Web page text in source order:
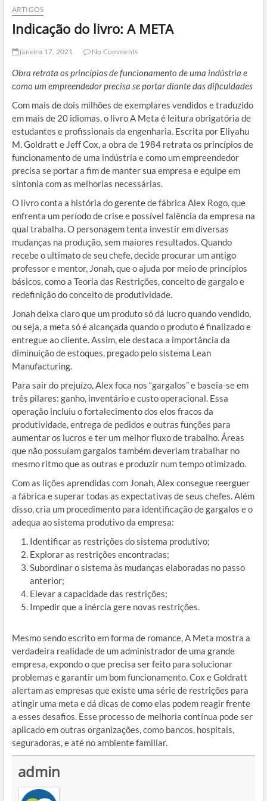
ARTIGOS
Indicação do livro: A META
janeiro 17, 2021 No Comments
Obra retrata os princípios de funcionamento de uma indústria e
como um empreendedor precisa se portar diante das dificuldades
Com mais de dois milhões de exemplares vendidos e traduzido
em mais de 20 idiomas, o livro A Meta é leitura obrigatória de
estudantes e profissionais da engenharia. Escrita por Eliyahu
M. Goldratt e Jeff Cox, a obra de 1984 retrata os princípios de
funcionamento de uma indústria e como um empreendedor
precisa se portar a fim de manter sua empresa e equipe em
sintonia com as melhorias necessárias.
O livro conta a história do gerente de fábrica Alex Rogo, que
enfrenta um período de crise e possível falência da empresa na
qual trabalha. O personagem tenta investir em diversas
mudanças na produção, sem maiores resultados. Quando
recebe o ultimato de seu chefe, decide procurar um antigo
professor e mentor, Jonah, que o ajuda por meio de princípios
básicos, como a Teoria das Restrições, conceito de gargalo e
redefinição do conceito de produtividade.
Jonah deixa claro que um produto só dá lucro quando vendido,
ou seja, a meta só é alcançada quando o produto é finalizado e
entregue ao cliente. Assim, ele destaca a importância da
diminuição de estoques, pregado pelo sistema Lean
Manufacturing.
Para sair do prejuízo, Alex foca nos “gargalos” e baseia-se em
três pilares: ganho, inventário e custo operacional. Essa
operação incluiu o fortalecimento dos elos fracos da
produtividade, entrega de pedidos e outras funções para
aumentar os lucros e ter um melhor fluxo de trabalho. Áreas
que não possuíam gargalos também deveriam trabalhar no
mesmo ritmo que as outras e produzir num tempo otimizado.
Com as lições aprendidas com Jonah, Alex consegue reerguer
a fábrica e superar todas as expectativas de seus chefes. Além
disso, cria um procedimento para identificação de gargalos e o
adequa ao sistema produtivo da empresa:
Identificar as restrições do sistema produtivo;
Explorar as restrições encontradas;
Subordinar o sistema às mudanças elaboradas no passo
anterior;
Elevar a capacidade das restrições;
Impedir que a inércia gere novas restrições.
Mesmo sendo escrito em forma de romance, A Meta mostra a
verdadeira realidade de um administrador de uma grande
empresa, expondo o que precisa ser feito para solucionar
problemas e garantir um bom funcionamento. Cox e Goldratt
alertam as empresas que existe uma série de restrições para
atingir uma meta e dá dicas de como elas podem reagir frente
a esses desafios. Esse processo de melhoria contínua pode ser
aplicado em outras organizações, como bancos, hospitais,
seguradoras, e até no ambiente familiar.
admin